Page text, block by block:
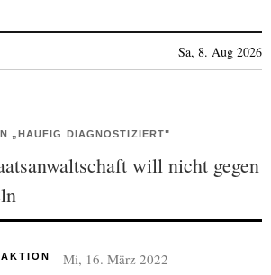
Sa, 8. Aug 2026
„HÄUFIG DIAGNOSTIZIERT"
will nicht gegen
Mi, 16. März 2022